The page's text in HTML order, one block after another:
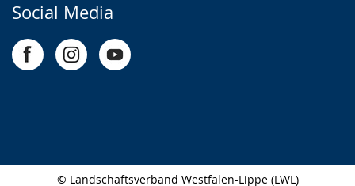
Social Media
© Landschaftsverband Westfalen-Lippe (LWL)